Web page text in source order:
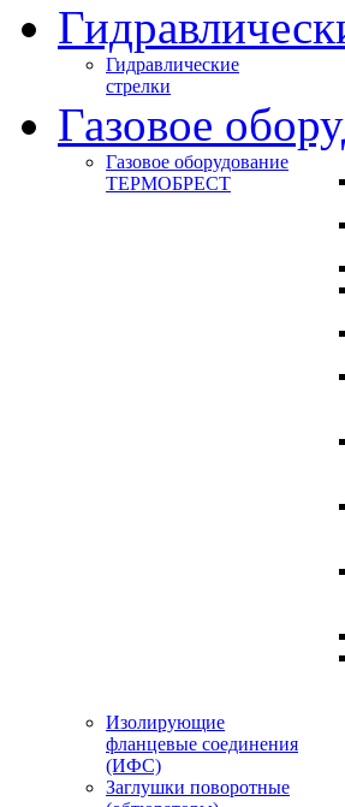
Гидравлические
стрелки
Газовое
Газовое оборудование
ТЕРМОБРЕСТ
Изолирующие
фланцевые соединения
(ИФС)
Заглушки поворотные